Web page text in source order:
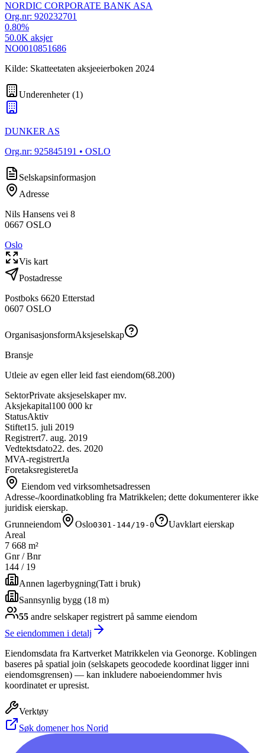
NORDIC CORPORATE BANK ASA
Org.nr: 920232701
0.80%
50.0K aksjer
NO0010851686
Kilde: Skatteetaten aksjeeierboken 2024
Underenheter(1)
DUNKER AS
Org.nr: 925845191 • OSLO
Selskapsinformasjon
Adresse
Nils Hansens vei 8
0667 OSLO
Oslo
Vis kart
Postadresse
Postboks 6620 Etterstad
0607 OSLO
OrganisasjonsformAksjeselskap
Bransje
Utleie av egen eller leid fast eiendom(68.200)
SektorPrivate aksjeselskaper mv.
Aksjekapital100 000 kr
StatusAktiv
Stiftet15. juli 2019
Registrert7. aug. 2019
Vedtektsdato22. des. 2020
MVA-registrertJa
ForetaksregisteretJa
Eiendom ved virksomhetsadressen
Adresse-/koordinatkobling fra Matrikkelen; dette dokumenterer ikke
juridisk eierskap.
Grunneiendom
Oslo0301-144/19-0
Uavklart eierskap
Areal
7 668 m²
Gnr / Bnr
144 / 19
Annen lagerbygning(Tatt i bruk)
Sannsynlig bygg (18 m)
55 andre selskaperregistrert på samme eiendom
Se eiendommen i detalj
Eiendomsdata fra Kartverket Matrikkelen via Geonorge. Koblingen
baseres på spatial join (selskapets geocodede koordinat ligger inni
eiendomsgrensen) — kan inkludere naboeiendommer hvis
koordinatet er upresist.
Verktøy
Søk domener hos Norid